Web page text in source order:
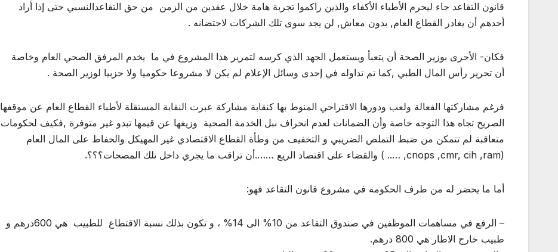
قانون التقاعد جاء ليحرم الأطباء الأكفاء والذين راكموا تجربة هامة خلال عقدين من الزمن من حق التقاعدالنسبي حتى إذا أراد
أحدهم أن يغادر القطاع العام, بدون معاش, لن يجد سوى تلك الشركات لاحتضانه .
فكان- الأحرى بوزير الصحة أن يتعبأ ويستعمل الجهد الذي كرسه لتمرير هذا المشروع في ما يخدم المرفق الصحي العام وخاصة
أن تحرير رأس المال الطبي ,كما تم تداوله في إحدى وسائل الإعلام لم يكن لا مشروعا حكوميا ولا حزبيا لوزير الصحة .
فرغم مشاركتها الفعالة ولعب ودورها الاقتراحي المنوط بها كنقابة مشاركة عبرت النقابة المستقلة لأطباء القطاع العام عن موقفها
الصريح تجاه هذا التوجه خاصة وأن الضمانات لعدم انحراف نبل الخدمة الصحية وزيغها عن قيمها تبدو غير متوفرة ,فكيف لحكومات
متعاقبة لم تتمكن من ضبط التملص الضريبي و التخفيف من وطأة القطاع الاقتصادي غير المهيكل والحفاظ على المال العام
(cnops ,cmr, cih ,ram, ….. ) والقضاء على اقتصاد الريع …….أن تراقب ما يجري داخل تلك المصحات؟؟؟.
أما ما يحضر له من طرف الحكومة في مشروع قانون التقاعد فهو:
– الرفع في مساهمات الموظفين في صندوق التقاعد من 10% الى 14% ، و تكون بذلك نسبة الاقتطاع للطبيب هي 600درهم و
طبيب خارج الاطار هي 800 درهم.